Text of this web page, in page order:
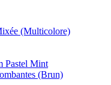
(Multicolore)
Pastel Mint
(Brun)